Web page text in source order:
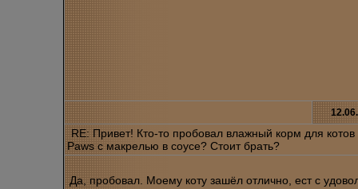
RE: Привет! Кто-то пробовал влажный корм для котов
Paws с макрелью в соусе? Стоит брать?
Да, пробовал. Моему коту зашёл отлично, ест с